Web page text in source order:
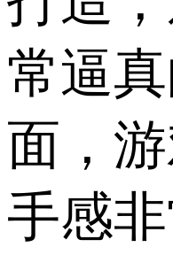
常逼
面，
手感